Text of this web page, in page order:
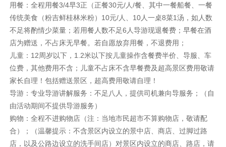
用餐：全程用餐3/4早3正（正餐30元/人/餐、其中一餐船餐、一餐
传统美食（粉吉鲜桂林米粉）10元/人、10人一桌8菜1汤，如人数
不足将酌情少菜量；若用餐人数不足6人导游现退餐费；早餐在酒
店为赠送，不占床无早餐。若自愿放弃用餐，不退费用；
儿童：12周岁以下，1.2米以下按儿童操作含餐费半价、导服、车
位费，其他费用不含；儿童不占床不含早餐费及超高景区费用敬请
家长自理！包括赠送景区，超高费用敬请自理！
导游：专业导游讲解服务：不足八人，提供司机兼向导服务；（自
由活动期间不提供导游服务）
购物：全程不进购物店（注：当地市民超市不算购物店，敬请配
合）；（温馨提示：不含景区内设立的景中店、商店、过脚过路
店，以及公路边设立的洗手间店）对景区内设立的商店、路店，请